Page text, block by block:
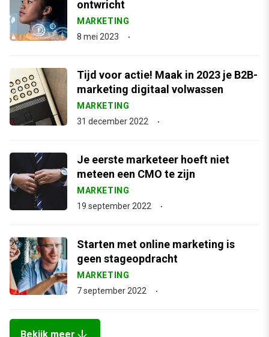
ontwricht
MARKETING
8 mei 2023
Tijd voor actie! Maak in 2023 je B2B-
marketing digitaal volwassen
MARKETING
31 december 2022
Je eerste marketeer hoeft niet
meteen een CMO te zijn
MARKETING
19 september 2022
Starten met online marketing is
geen stageopdracht
MARKETING
7 september 2022
Bekijk meer